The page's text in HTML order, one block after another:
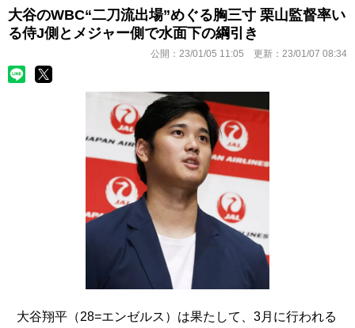
大谷のWBC“二刀流出場”めぐる胸三寸 栗山監督率い
る侍J側とメジャー側で水面下の綱引き
公開： 23/01/05 11:05 更新： 23/01/07 08:34
大谷翔平（28=エンゼルス）は果たして、3月に行われる